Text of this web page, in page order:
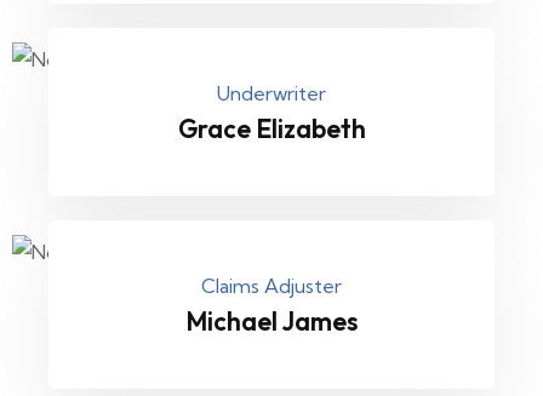
Underwriter
Grace Elizabeth
Claims Adjuster
Michael James